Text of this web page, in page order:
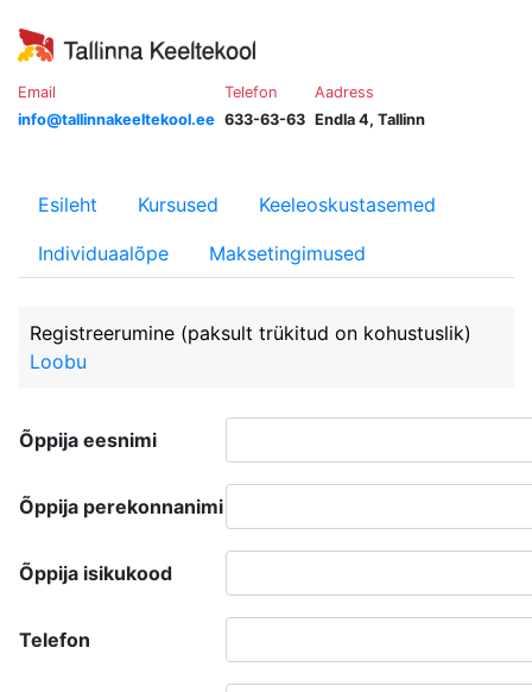
Email
info@tallinnakeeltekool.ee
Telefon
633-63-63
Aadress
Endla 4, Tallinn
Esileht Kursused Keeleoskustasemed
Individuaalõpe Maksetingimused
Registreerumine (paksult trükitud on kohustuslik)
Loobu
Õppija eesnimi
Õppija perekonnanimi
Õppija isikukood
Telefon